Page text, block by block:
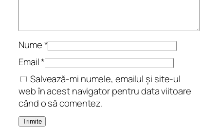
R
o
m
a
n
Nume*
Email*
Salvează-mi numele, emailul și site-ul
web în acest navigator pentru data viitoare
când o să comentez.